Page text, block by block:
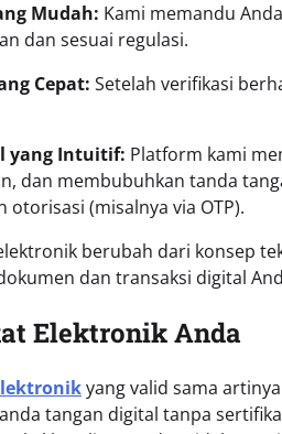
Mudah: Kami memandu
dan sesuai regulasi.
Cepat: Setelah verifikasi
yang Intuitif: Platform kami
dan membubuhkan tanda
(misalnya via OTP).
berubah dari konsep
dan transaksi digital
Elektronik Anda
yang valid sama
tangan digital tanpa